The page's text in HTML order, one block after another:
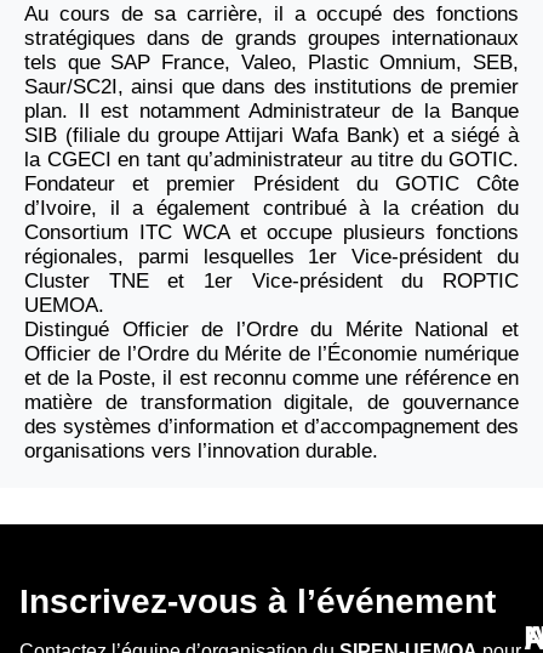
Au cours de sa carrière, il a occupé des fonctions
stratégiques dans de grands groupes internationaux
tels que SAP France, Valeo, Plastic Omnium, SEB,
Saur/SC2I, ainsi que dans des institutions de premier
plan. Il est notamment Administrateur de la Banque
SIB (filiale du groupe Attijari Wafa Bank) et a siégé à
la CGECI en tant qu’administrateur au titre du GOTIC.
Fondateur et premier Président du GOTIC Côte
d’Ivoire, il a également contribué à la création du
Consortium ITC WCA et occupe plusieurs fonctions
régionales, parmi lesquelles 1er Vice-président du
Cluster TNE et 1er Vice-président du ROPTIC
UEMOA.
Distingué Officier de l’Ordre du Mérite National et
Officier de l’Ordre du Mérite de l’Économie numérique
et de la Poste, il est reconnu comme une référence en
matière de transformation digitale, de gouvernance
des systèmes d’information et d’accompagnement des
organisations vers l’innovation durable.
Inscrivez-vous à l’événement